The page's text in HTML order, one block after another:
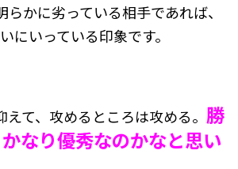
かに劣っている相手であれば、
にいっている印象です。
て、攻めるところは攻める。 勝
なり優秀なのかなと思い